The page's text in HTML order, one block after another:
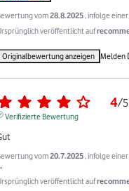
vom28.8.2025 , infolge
veröffentlicht auf
Originalbewertung anzeigen Melden
4/5
Verifizierte Bewertung
vom20.7.2025 , infolge
veröffentlicht auf